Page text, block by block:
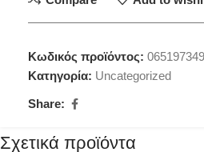
Κωδικός προϊόντος:
Κατηγορία: Uncategorized
Share:
Σχετικά προϊόντα